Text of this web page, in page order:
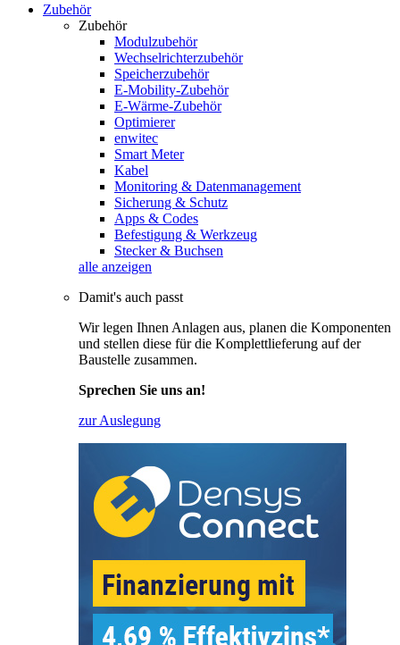
Zubehör
Zubehör
Modulzubehör
Wechselrichterzubehör
Speicherzubehör
E-Mobility-Zubehör
E-Wärme-Zubehör
Optimierer
enwitec
Smart Meter
Kabel
Monitoring & Datenmanagement
Sicherung & Schutz
Apps & Codes
Befestigung & Werkzeug
Stecker & Buchsen
alle anzeigen
Damit's auch passt
Wir legen Ihnen Anlagen aus, planen die Komponenten
und stellen diese für die Komplettlieferung auf der
Baustelle zusammen.
Sprechen Sie uns an!
zur Auslegung